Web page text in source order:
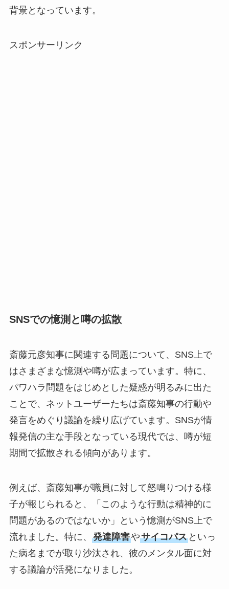
背景となっています。
スポンサーリンク
SNSでの憶測と噂の拡散
斎藤元彦知事に関連する問題について、SNS上で
はさまざまな憶測や噂が広まっています。特に、
パワハラ問題をはじめとした疑惑が明るみに出た
ことで、ネットユーザーたちは斎藤知事の行動や
発言をめぐり議論を繰り広げています。SNSが情
報発信の主な手段となっている現代では、噂が短
期間で拡散される傾向があります。
例えば、斎藤知事が職員に対して怒鳴りつける様
子が報じられると、「このような行動は精神的に
問題があるのではないか」という憶測がSNS上で
流れました。特に、 発達障害やサイコパスといっ
た病名までが取り沙汰され、彼のメンタル面に対
する議論が活発になりました。